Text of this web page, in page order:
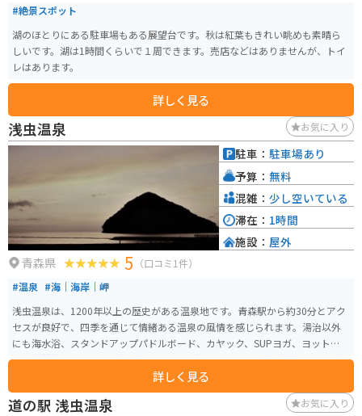
#絶景スポット
湖のほとりにある駐車場もある展望台です。秋は紅葉もきれい眺めも素晴ら
しいです。湖は1時間くらいで１周できます。売店などはありませんが、トイ
レはあります。
詳しく見る
浅虫温泉 お気に入り
青森県 5 （口コミ1件）
#温泉 #海｜海岸｜岬
浅虫温泉は、1200年以上の歴史がある温泉地です。青森駅から約30分とアク
セスが良好で、四季を通じて情緒ある温泉の風情を感じられます。湯治以外
にも海水浴、スタンドアップパドルボード、カヤック、SUPヨガ、ヨット、釣
り、森林浴ウォーキングなどのレジャーも沢山あります。浅虫温泉は平安時
代に円光大師により発見され、鹿が湯浴みするのを見て村人に入浴を勧めら
れたといわれています。 温泉は無色透明で、無味無臭で、肌に優しい湯ざわ
りです。効能としては、神経痛、リウマチ、腰痛、婦人病、皮膚病などの治療
詳しく見る
駐車： 駐車場あり
予算： 無料
混雑： 少し空いている
滞在： 1時間
施設： 屋外
道の駅 浅虫温泉 お気に入り